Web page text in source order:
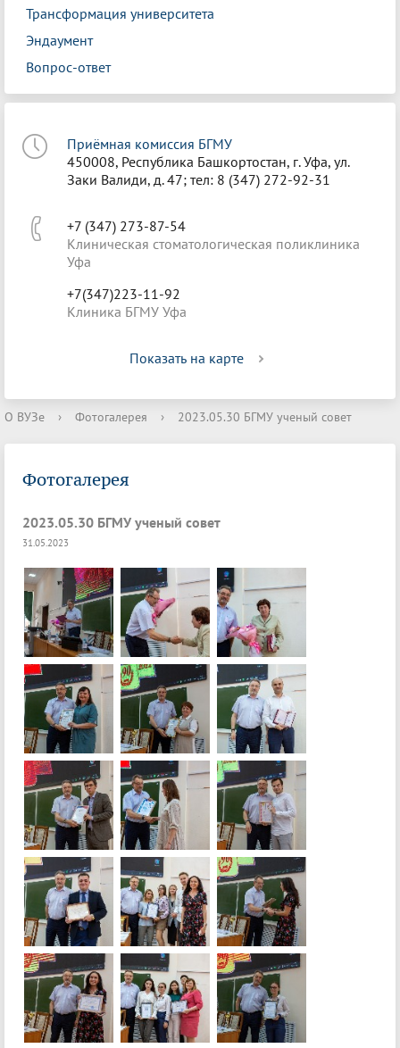
Трансформация университета
Эндаумент
Вопрос-ответ
Приёмная комиссия БГМУ
450008, Республика Башкортостан, г. Уфа, ул.
Заки Валиди, д. 47; тел: 8 (347) 272-92-31
+7 (347) 273-87-54
Клиническая стоматологическая поликлиника
Уфа
+7(347)223-11-92
Клиника БГМУ Уфа
Показать на карте
О ВУЗе › Фотогалерея › 2023.05.30 БГМУ ученый совет
Фотогалерея
2023.05.30 БГМУ ученый совет
31.05.2023